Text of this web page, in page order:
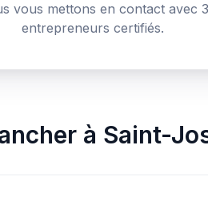
vous mettons en contact avec 3
entrepreneurs certifiés.
à Saint-